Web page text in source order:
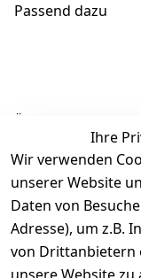
Passend dazu
Ähnliche Produkte
Ihre
Wir verwenden
unserer Website
Daten von
Adresse), um z.B.
von Drittanbietern
Rechtliches